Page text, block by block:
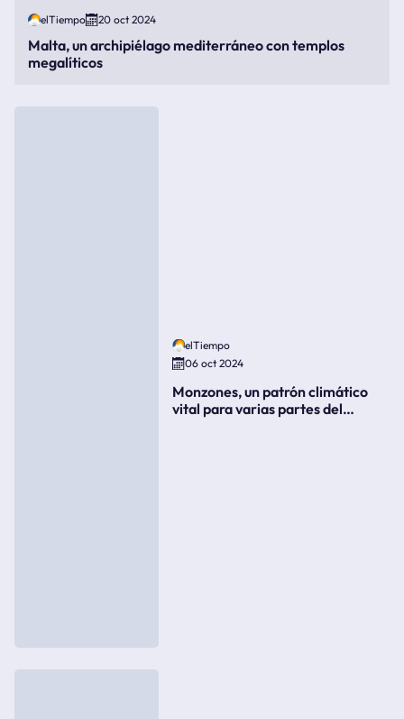
elTiempo 20 oct 2024
Malta, un archipiélago mediterráneo con templos
megalíticos
elTiempo
06 oct 2024
Monzones, un patrón climático
vital para varias partes del